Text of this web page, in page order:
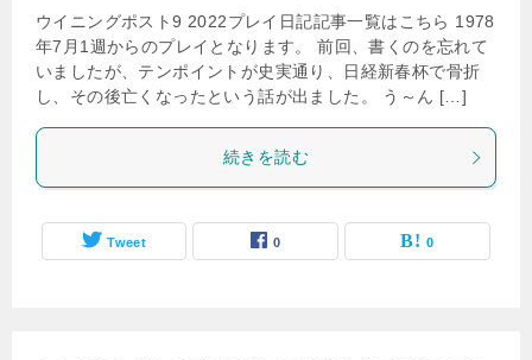
ウイニングポスト9 2022プレイ日記記事一覧はこちら 1978
年7月1週からのプレイとなります。 前回、書くのを忘れて
いましたが、テンポイントが史実通り、日経新春杯で骨折
し、その後亡くなったという話が出ました。 う～ん […]
続きを読む
Tweet 0 0